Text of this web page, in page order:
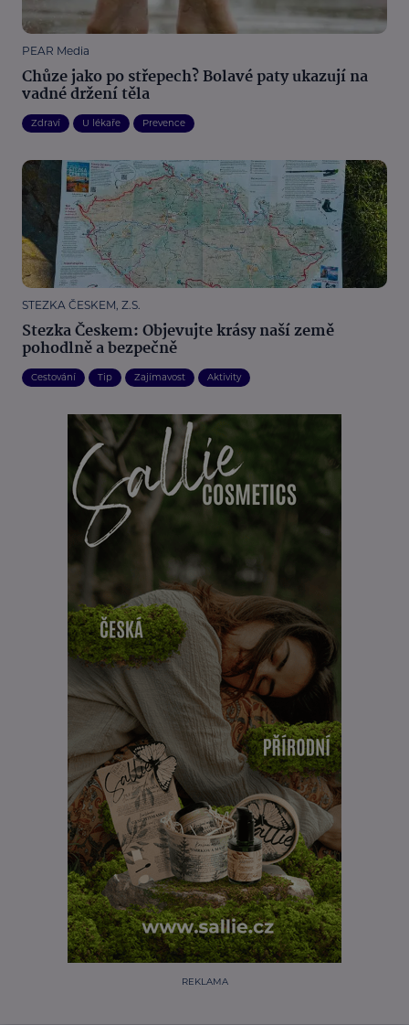
PEAR Media
Chůze jako po střepech? Bolavé paty ukazují na
vadné držení těla
Zdraví U lékaře Prevence
STEZKA ČESKEM, Z.S.
Stezka Českem: Objevujte krásy naší země
pohodlně a bezpečně
Cestování Tip Zajímavost Aktivity
REKLAMA